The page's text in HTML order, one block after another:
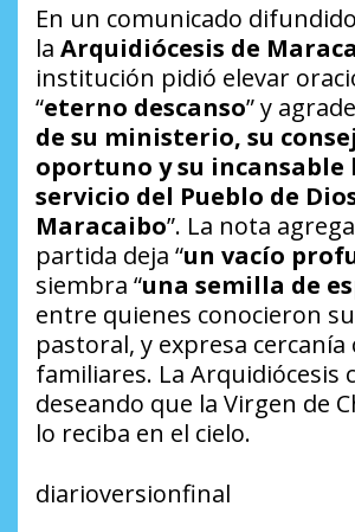
En un comunicado
la Arquidiócesis de
institución pidió elevar
“eterno descanso” y
de su ministerio, su
oportuno y su incansable
servicio del Pueblo de
Maracaibo”. La nota
partida deja “un vacío
siembra “una semilla de
entre quienes conocieron
pastoral, y expresa cercanía
familiares. La Arquidiócesis
deseando que la Virgen de
lo reciba en el cielo.
diarioversionfinal